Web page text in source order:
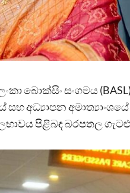
බොක්සිං සංගමය
සහ අධ්‍යාපන
පිළිබඳ බරපතල